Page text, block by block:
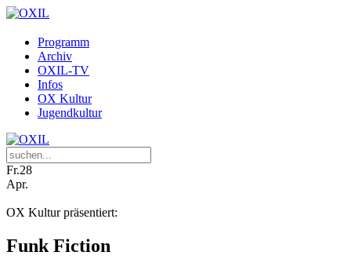
Programm
Archiv
OXIL-TV
Infos
OX Kultur
Jugendkultur
Fr.28
Apr.
OX Kultur präsentiert:
Funk Fiction